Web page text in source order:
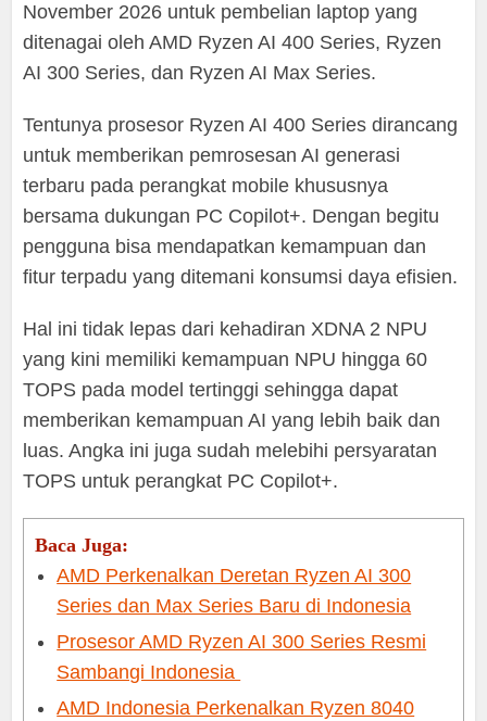
November 2026 untuk pembelian laptop yang
ditenagai oleh AMD Ryzen AI 400 Series, Ryzen
AI 300 Series, dan Ryzen AI Max Series.
Tentunya prosesor Ryzen AI 400 Series dirancang
untuk memberikan pemrosesan AI generasi
terbaru pada perangkat mobile khususnya
bersama dukungan PC Copilot+. Dengan begitu
pengguna bisa mendapatkan kemampuan dan
fitur terpadu yang ditemani konsumsi daya efisien.
Hal ini tidak lepas dari kehadiran XDNA 2 NPU
yang kini memiliki kemampuan NPU hingga 60
TOPS pada model tertinggi sehingga dapat
memberikan kemampuan AI yang lebih baik dan
luas. Angka ini juga sudah melebihi persyaratan
TOPS untuk perangkat PC Copilot+.
Baca Juga:
AMD Perkenalkan Deretan Ryzen AI 300
Series dan Max Series Baru di Indonesia
Prosesor AMD Ryzen AI 300 Series Resmi
Sambangi Indonesia
AMD Indonesia Perkenalkan Ryzen 8040